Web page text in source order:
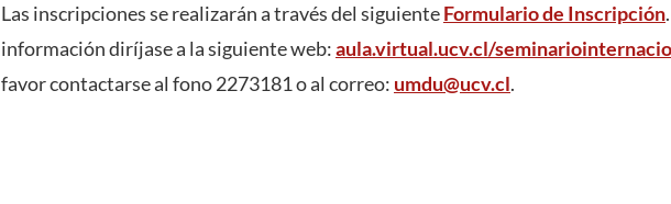
Las inscripciones se realizarán a través del siguienteFormulario de Inscripción
información diríjase a la siguiente web:aula.virtual.ucv.cl/
favor contactarse al fono 2273181 o al correo: umdu@ucv.cl.